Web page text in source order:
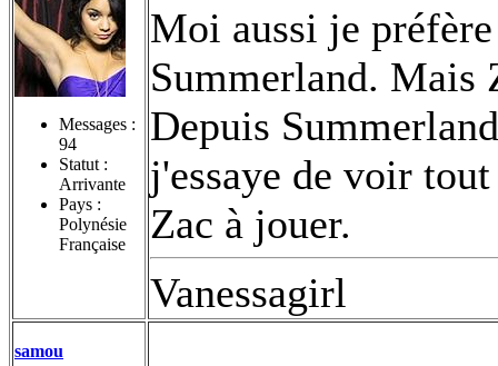
Messages :
94
Statut :
Arrivante
Pays :
Polynésie
Française
Moi aussi je
Summerland. Mais
Depuis
j'essaye de voir
Zac à jouer.
Vanessagirl
samou